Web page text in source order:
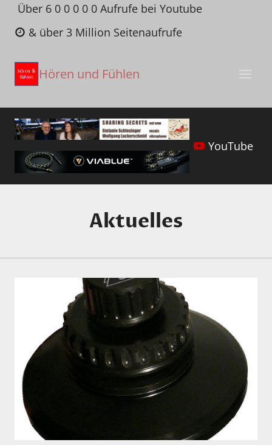
Zum
Inhalt
springen
Über 6 0 0 0 0 0 Aufrufe bei Youtube
& über 3 Million Seitenaufrufe
Hören und Fühlen
YouTube
Aktuelles